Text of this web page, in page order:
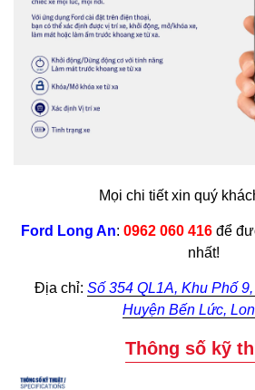
Mọi chi tiết xin quý
Ford Long An: 0962 060 416 để
nhất!
Địa chỉ: Số 354 QL1A, Khu Phố
Huyện Bến Lức,
Thông số kỹ